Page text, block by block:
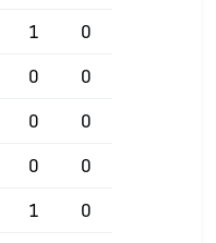
1 0
0 0
0 0
0 0
1 0